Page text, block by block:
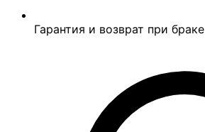
Гарантия и возврат при браке